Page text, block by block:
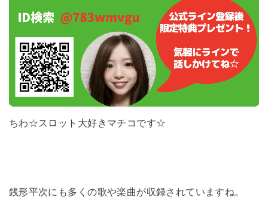
ちわ☆スロット大好きマチコです☆
銭形平次にも多くの歌や楽曲が収録されていますね。